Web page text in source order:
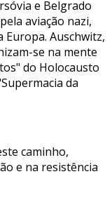
e Belgrado
aviação nazi,
Auschwitz,
se na mente
do Holocausto
da
caminho,
e na resistência